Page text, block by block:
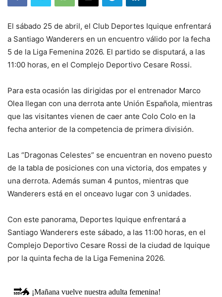
El sábado 25 de abril, el Club Deportes Iquique enfrentará
a Santiago Wanderers en un encuentro válido por la fecha
5 de la Liga Femenina 2026. El partido se disputará, a las
11:00 horas, en el Complejo Deportivo Cesare Rossi.
Para esta ocasión las dirigidas por el entrenador Marco
Olea llegan con una derrota ante Unión Española, mientras
que las visitantes vienen de caer ante Colo Colo en la
fecha anterior de la competencia de primera división.
Las “Dragonas Celestes” se encuentran en noveno puesto
de la tabla de posiciones con una victoria, dos empates y
una derrota. Además suman 4 puntos, mientras que
Wanderers está en el onceavo lugar con 3 unidades.
Con este panorama, Deportes Iquique enfrentará a
Santiago Wanderers este sábado, a las 11:00 horas, en el
Complejo Deportivo Cesare Rossi de la ciudad de Iquique
por la quinta fecha de la Liga Femenina 2026.
🔜🐲 ¡Mañana vuelve nuestra adulta femenina!